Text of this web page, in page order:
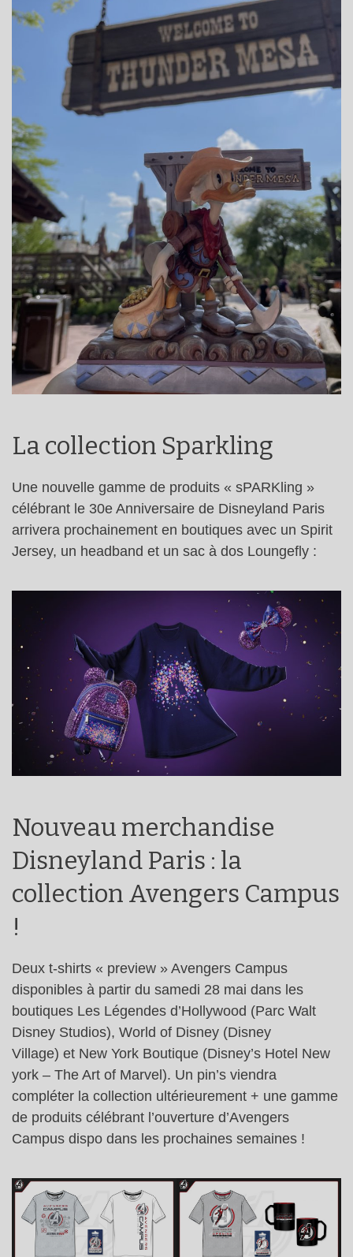
La collection Sparkling
Une nouvelle gamme de produits « sPARKling »
célébrant le 30e Anniversaire de Disneyland Paris
arrivera prochainement en boutiques avec un Spirit
Jersey, un headband et un sac à dos Loungefly :
Nouveau merchandise
Disneyland Paris : la
collection Avengers Campus
!
Deux t-shirts « preview » Avengers Campus
disponibles à partir du samedi 28 mai dans les
boutiques Les Légendes d’Hollywood (Parc Walt
Disney Studios), World of Disney (Disney
Village) et New York Boutique (Disney’s Hotel New
york – The Art of Marvel). Un pin’s viendra
compléter la collection ultérieurement + une gamme
de produits célébrant l’ouverture d’Avengers
Campus dispo dans les prochaines semaines !